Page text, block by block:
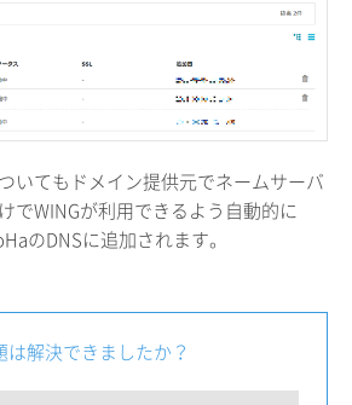
いてもドメイン提供元でネームサーバ
でWINGが利用できるよう自動的に
のDNSに追加されます。
は解決できましたか？